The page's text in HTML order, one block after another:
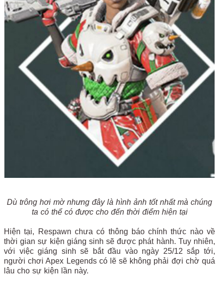
Dù trông hơi mờ nhưng đây là hình ảnh tốt nhất mà chúng
ta có thể có được cho đến thời điểm hiện tại
Hiện tại, Respawn chưa có thông báo chính thức nào về
thời gian sự kiện giáng sinh sẽ được phát hành. Tuy nhiên,
với việc giáng sinh sẽ bắt đầu vào ngày 25/12 sắp tới,
người chơi Apex Legends có lẽ sẽ không phải đợi chờ quá
lâu cho sự kiện lần này.